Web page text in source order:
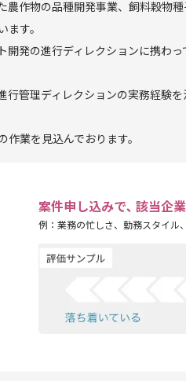
農作物の品種開発事業、飼料穀物
ます。
開発の進行ディレクションに携わっ
行管理ディレクションの実務経験
業を見込んでおります。
案件申し込みで､ 該当企
例：業務の忙しさ、勤務スタイル